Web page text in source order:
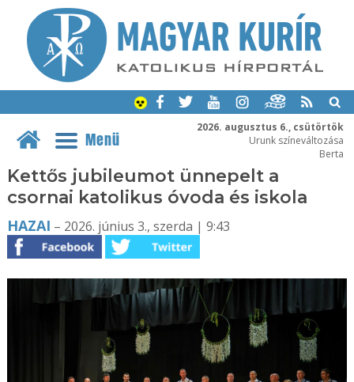
2026. augusztus 6., csütörtök
Urunk színeváltozása
Berta
Menü
Kettős jubileumot ünnepelt a
csornai katolikus óvoda és iskola
HAZAI – 2026. június 3., szerda | 9:43